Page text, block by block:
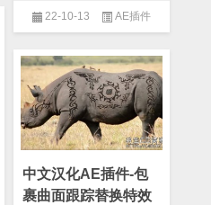
22-10-13 AE插件
中文汉化AE插件-包
裹曲面跟踪替换特效